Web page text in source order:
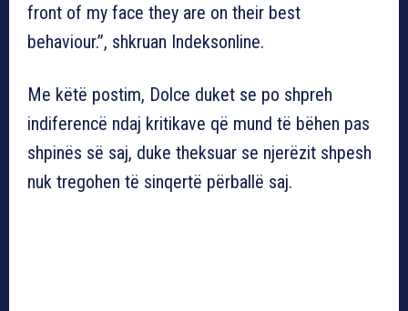
front of my face they are on their best
behaviour.”, shkruan Indeksonline.
Me këtë postim, Dolce duket se po shpreh
indiferencë ndaj kritikave që mund të bëhen pas
shpinës së saj, duke theksuar se njerëzit shpesh
nuk tregohen të sinqertë përballë saj.